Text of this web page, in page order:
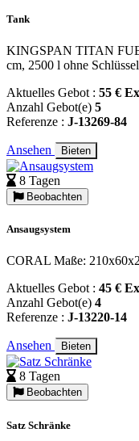
Tank
KINGSPAN TITAN
cm, 2500 l ohne
Aktuelles Gebot : 55 €
Anzahl Gebot(e) 5
Referenze : J-13269-84
Ansehen Bieten
8 Tagen
Beobachten
Ansaugsystem
CORAL Maße:
Aktuelles Gebot : 45 €
Anzahl Gebot(e) 4
Referenze : J-13220-14
Ansehen Bieten
8 Tagen
Beobachten
Satz Schränke